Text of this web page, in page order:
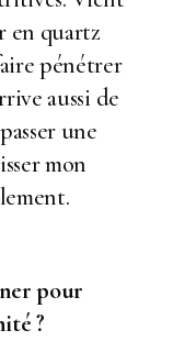
en quartz
pénétrer
aussi de
une
mon
pour
?